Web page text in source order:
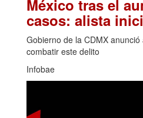
México tras el
casos: alista
Gobierno de la CDMX
combatir este delito
Infobae